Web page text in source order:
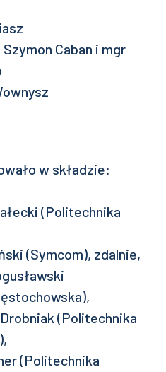
Caban i mgr
w składzie:
(Politechnika
(Symcom), zdalnie,
(Politechnika
(Politechnika